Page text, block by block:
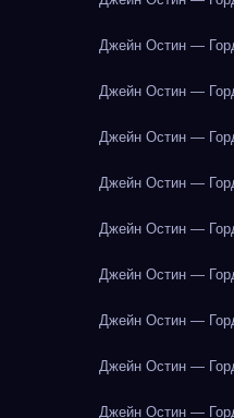
Джейн Остин —
Джейн Остин —
Джейн Остин —
Джейн Остин —
Джейн Остин —
Джейн Остин —
Джейн Остин —
Джейн Остин —
Джейн Остин —